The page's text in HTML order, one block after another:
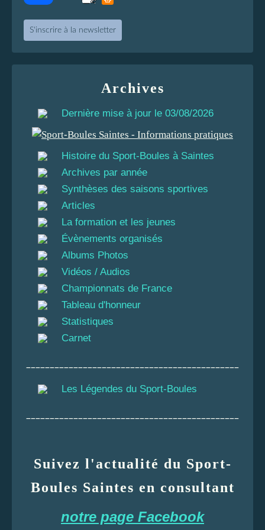
S'inscrire à la newsletter
Archives
Dernière mise à jour le 03/08/2026
Histoire du Sport-Boules à Saintes
Archives par année
Synthèses des saisons sportives
Articles
La formation et les jeunes
Évènements organisés
Albums Photos
Vidéos / Audios
Championnats de France
Tableau d'honneur
Statistiques
Carnet
Les Légendes du Sport-Boules
Suivez l'actualité du Sport-
Boules Saintes en consultant
notre page Facebook